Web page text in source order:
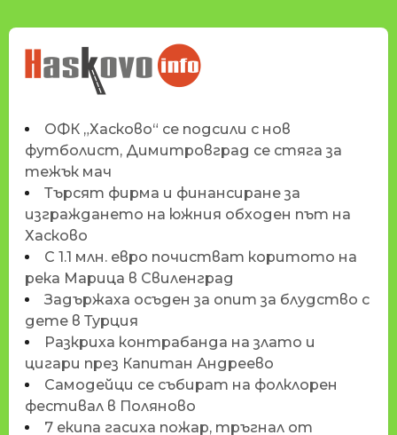
НОВИНИТЕ НА
HASKOVO.INFO
ОФК „Хасково“ се подсили с нов
футболист, Димитровград се стяга за
тежък мач
Търсят фирма и финансиране за
изграждането на южния обходен път на
Хасково
С 1.1 млн. евро почистват коритото на
река Марица в Свиленград
Задържаха осъден за опит за блудство с
дете в Турция
Разкриха контрабанда на злато и
цигари през Капитан Андреево
Самодейци се събират на фолклорен
фестивал в Поляново
7 екипа гасиха пожар, тръгнал от